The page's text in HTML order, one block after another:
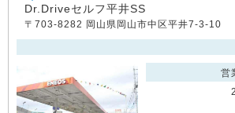
Dr.Driveセルフ平井SS
〒703-8282 岡山県岡山市中区平井7-3-10
営